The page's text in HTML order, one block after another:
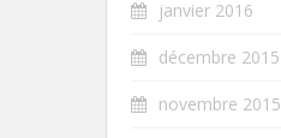
janvier 2016
décembre 2015
novembre 2015